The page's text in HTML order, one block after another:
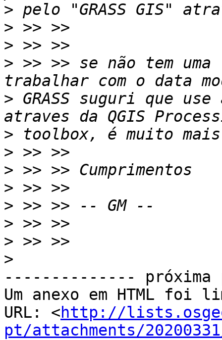
>
>
>
> >> >> se não tem
> GRASS suguri que use
>
>
>
>
>
>
>
>
--------------
Um anexo em HTML foi
URL: <http://
pt/attachments/